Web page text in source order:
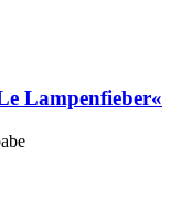
Lampenfieber«